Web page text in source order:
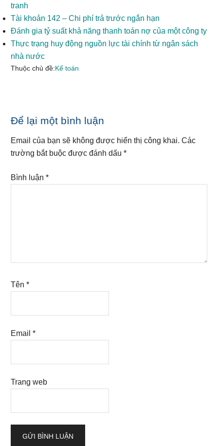
tranh
Tài khoản 142 – Chi phí trả trước ngắn hạn
Đánh gia tỷ suất khả năng thanh toán nợ của một công ty
Thực trạng huy động nguồn lực tài chính từ ngân sách
nhà nước
Thuộc chủ đề:Kế toán
Reader
Interactions
Để lại một bình luận
Email của bạn sẽ không được hiển thị công khai. Các
trường bắt buộc được đánh dấu*
Bình luận*
Tên*
Email*
Trang web